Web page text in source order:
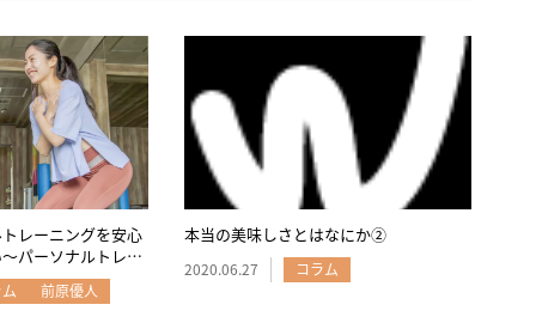
レーニングを安心
パーソナルトレー
前原優人
本当の美味しさとはなにか②
2020.06.27 コラム